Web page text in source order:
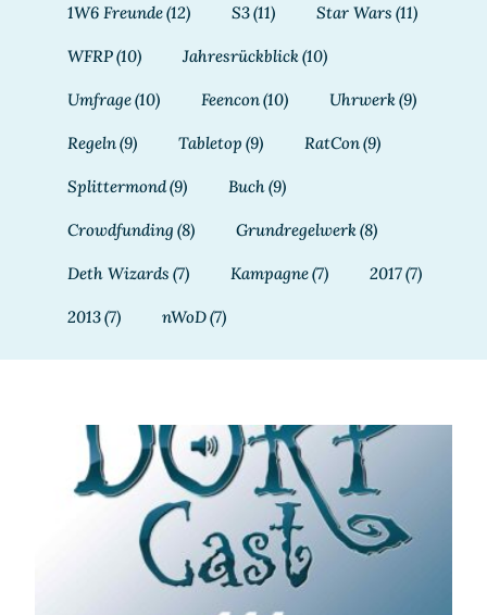
1W6 Freunde(12) S3(11) Star Wars (11)
WFRP(10) Jahresrückblick(10)
Umfrage(10) Feencon(10) Uhrwerk(9)
Regeln(9) Tabletop (9) RatCon(9)
Splittermond(9) Buch(9)
Crowdfunding (8) Grundregelwerk(8)
Deth Wizards (7) Kampagne(7) 2017(7)
2013(7) nWoD(7)
DORPCast 114: Sidequests –
Abenteuer abseits des
Pfades